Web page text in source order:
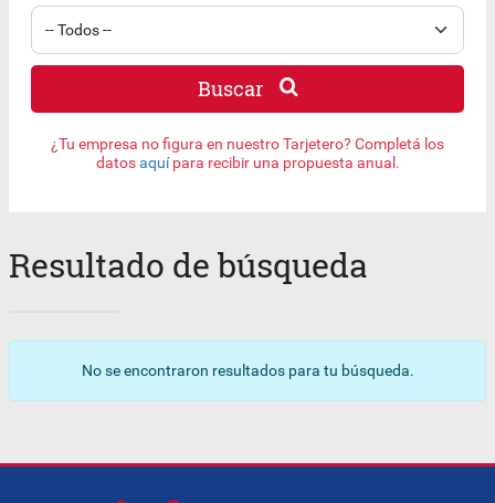
Buscar
¿Tu empresa no figura en nuestro Tarjetero? Completá los
datosaquípara recibir una propuesta anual.
Resultado de búsqueda
No se encontraron resultados para tu búsqueda.